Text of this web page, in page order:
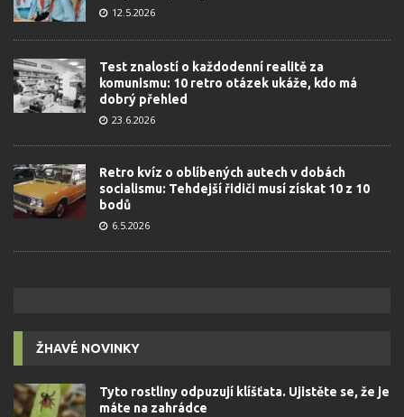
12.5.2026
Test znalostí o každodenní realitě za
komunismu: 10 retro otázek ukáže, kdo má
dobrý přehled
23.6.2026
Retro kvíz o oblíbených autech v dobách
socialismu: Tehdejší řidiči musí získat 10 z 10
bodů
6.5.2026
ŽHAVÉ NOVINKY
Tyto rostliny odpuzují klíšťata. Ujistěte se, že je
máte na zahrádce